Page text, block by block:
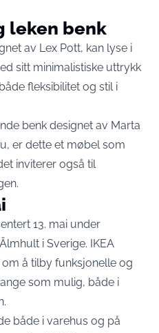
leken benk
av Lex Pott, kan lyse i
sitt minimalistiske uttrykk
fleksibilitet og stil i
benk designet av Marta
er dette et møbel som
inviterer også til
13. mai under
i Sverige. IKEA
å tilby funksjonelle og
som mulig, både i
både i varehus og på